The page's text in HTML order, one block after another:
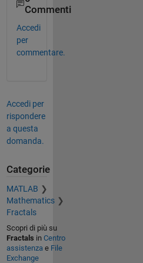
Commenti
Accedi
per
commentare.
Accedi per
rispondere
a questa
domanda.
Categorie
MATLAB
Mathematics
Fractals
Scopri di più su
Fractals in Centro
assistenza e File
Exchange